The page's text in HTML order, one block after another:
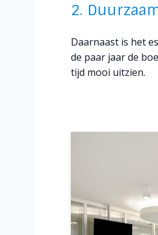
2.
Daarnaast is het
de paar jaar de
tijd mooi uitzien.